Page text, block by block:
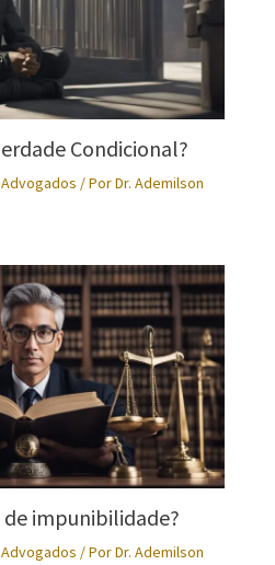
Condicional?
/ PorDr. Ademilson
de impunibilidade?
/ PorDr. Ademilson